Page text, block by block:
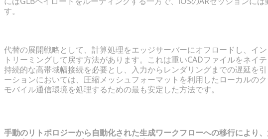
す。
代替の展開戦略として、計算処理をエッジサーバーにオフロードし、イ
トリーミングして戻す方法があります。これは重いCADファイルをネイ
持続的な高帯域幅接続を必要とし、入力からレンダリングまでの遅延を
ーションにおいては、圧縮メッシュフォーマットを利用したローカルの
モバイル通信環境を処理するための最も安定した方法です。
手動のリトポロジーから自動化された生成ワークフローへの移行により